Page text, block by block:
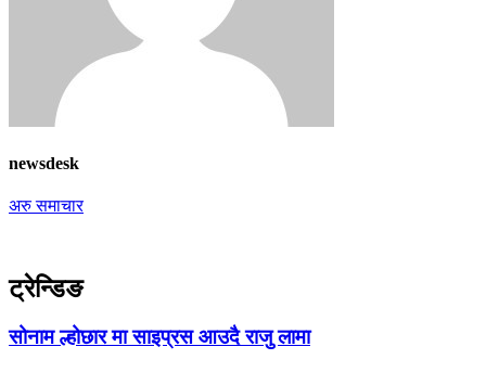
newsdesk
अरु समाचार
ट्रेन्डिङ
सोनाम ल्होछार मा साइप्रस आउदै राजु लामा